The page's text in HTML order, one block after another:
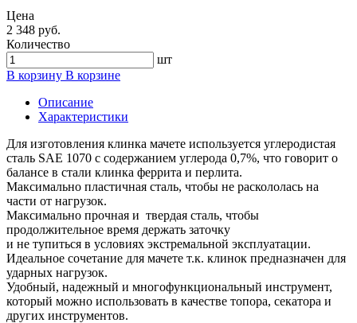
Цена
2 348 руб.
Количество
шт
В корзину В корзине
Описание
Характеристики
Для изготовления клинка мачете используется углеродистая
сталь SAE 1070 с содержанием углерода 0,7%, что говорит о
балансе в стали клинка феррита и перлита.
Максимально пластичная сталь, чтобы не раскололась на
части от нагрузок.
Максимально прочная и твердая сталь, чтобы
продолжительное время держать заточку
и не тупиться в условиях экстремальной эксплуатации.
Идеальное сочетание для мачете т.к. клинок предназначен для
ударных нагрузок.
Удобный, надежный и многофункциональный инструмент,
который можно использовать в качестве топора, секатора и
других инструментов.